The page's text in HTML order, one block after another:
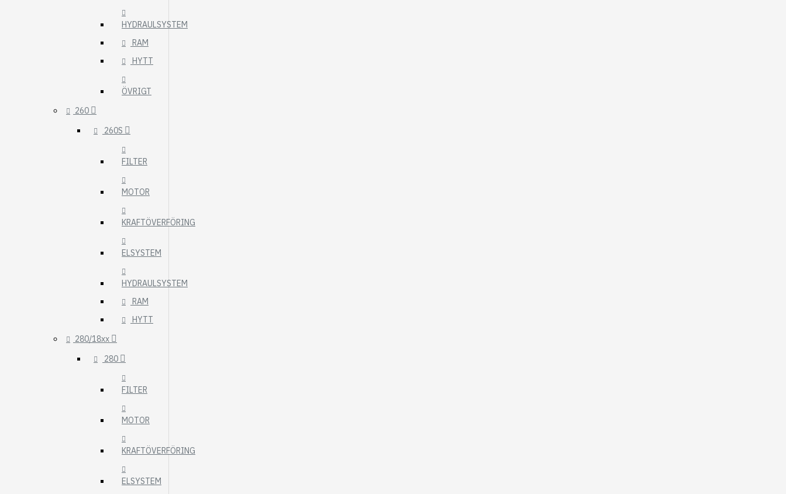
HYDRAULSYSTEM
RAM
HYTT
ÖVRIGT
260
260S
FILTER
MOTOR
KRAFTÖVERFÖRING
ELSYSTEM
HYDRAULSYSTEM
RAM
HYTT
280/18xx
280
FILTER
MOTOR
KRAFTÖVERFÖRING
ELSYSTEM